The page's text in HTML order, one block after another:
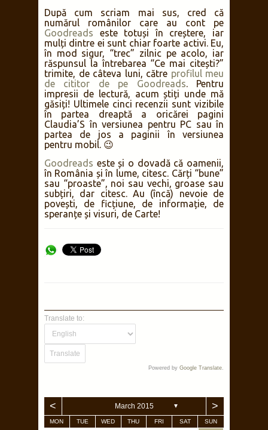
După cum scriam mai sus, cred că
numărul românilor care au cont pe
Goodreads este totuși în creștere, iar
mulți dintre ei sunt chiar foarte activi. Eu,
în mod sigur, “trec” zilnic pe acolo, iar
răspunsul la întrebarea “Ce mai citești?”
trimite, de câteva luni, către profilul meu
de cititor de pe Goodreads. Pentru
impresii de lectură, acum știți unde mă
găsiți! Ultimele cinci recenzii sunt vizibile
în partea dreaptă a oricărei pagini
Claudia’S în versiunea pentru PC sau în
partea de jos a paginii în versiunea
pentru mobil. 😉
Goodreads este și o dovadă că oamenii,
în România și în lume, citesc. Cărți “bune”
sau “proaste”, noi sau vechi, groase sau
subțiri, dar citesc. Au (încă) nevoie de
povești, de ficțiune, de informație, de
speranțe și visuri, de Carte!
Translate to:
Powered by Google Translate.
< March 2015 ▼ >
MON TUE WED THU FRI SAT SUN